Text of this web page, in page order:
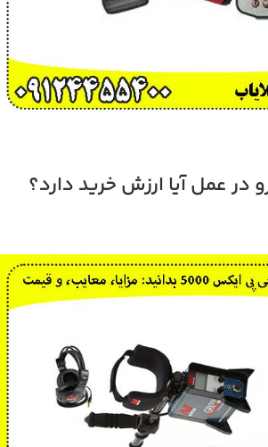
در عمل آیا ارزش خرید دارد؟